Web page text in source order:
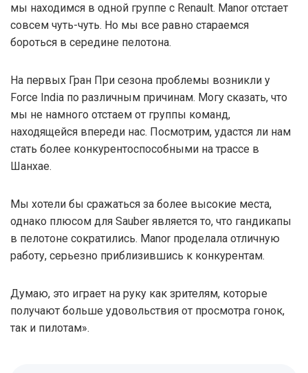
мы находимся в одной группе с Renault. Manor отстает
совсем чуть-чуть. Но мы все равно стараемся
бороться в середине пелотона.
На первых Гран При сезона проблемы возникли у
Force India по различным причинам. Могу сказать, что
мы не намного отстаем от группы команд,
находящейся впереди нас. Посмотрим, удастся ли нам
стать более конкурентоспособными на трассе в
Шанхае.
Мы хотели бы сражаться за более высокие места,
однако плюсом для Sauber является то, что гандикапы
в пелотоне сократились. Manor проделала отличную
работу, серьезно приблизившись к конкурентам.
Думаю, это играет на руку как зрителям, которые
получают больше удовольствия от просмотра гонок,
так и пилотам».